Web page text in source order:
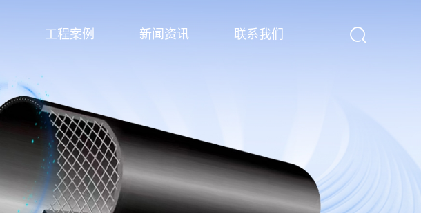
工程案例 新闻资讯 联系我们